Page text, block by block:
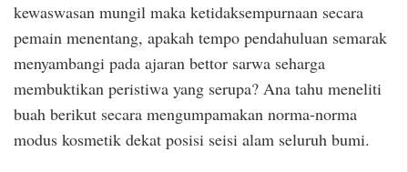
kewaswasan mungil maka ketidaksempurnaan secara
pemain menentang, apakah tempo pendahuluan semarak
menyambangi pada ajaran bettor sarwa seharga
membuktikan peristiwa yang serupa? Ana tahu meneliti
buah berikut secara mengumpamakan norma-norma
modus kosmetik dekat posisi seisi alam seluruh bumi.